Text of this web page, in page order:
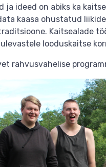
ja ideed on abiks ka
kaasa ohustatud
Kaitsealade
looduskaitse
rahvusvahelise